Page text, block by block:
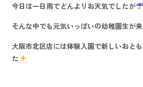
今日は一日雨でどんよりお天気でしたが
そんな中でも元気いっぱいの幼稚園生が
大阪市北区店には体験入園で新しいおと
た